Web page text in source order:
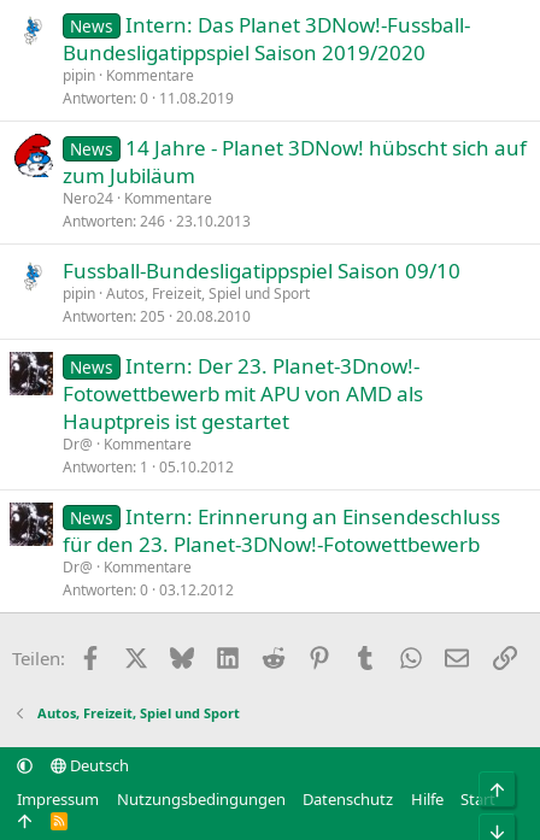
Verdana
News Intern: Das Planet 3DNow!-Fussball-
Bundesligatippspiel Saison 2019/2020
pipin Kommentare
Antworten 0 11.08.2019
News
14 Jahre - Planet 3DNow! hübscht sich auf
zum Jubiläum
Nero24 Kommentare
Antworten 246 23.10.2013
Fussball-Bundesligatippspiel Saison 09/10
pipin Autos, Freizeit, Spiel und Sport
Antworten 205 20.08.2010
News Intern: Der 23. Planet-3Dnow!-
Fotowettbewerb mit APU von AMD als
Hauptpreis ist gestartet
Dr@
Kommentare
Antworten 1 05.10.2012
News Intern: Erinnerung an Einsendeschluss
für den 23. Planet-3DNow!-Fotowettbewerb
Dr@
Kommentare
Antworten 0 03.12.2012
Teilen: Facebook BlueskyLinkedIn
Reddit PinterestTumblr WhatsApp
E-Mail
Autos, Freizeit, Spiel und Sport
Deutsch
Impressum
Nutzungsbedingungen Datenschutz Hilfe Start
R